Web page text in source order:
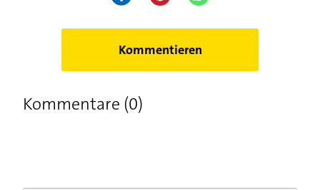
Kommentieren
Kommentare (0)